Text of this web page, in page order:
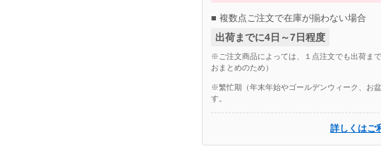
■ 複数点ご注文で在庫が揃わない場合
出荷までに4日～7日程度
※ご注文商品によっては、１点注文でも出荷ま
おまとめのため）
※繁忙期（年末年始やゴールデンウィーク、お
す。
詳しくはご